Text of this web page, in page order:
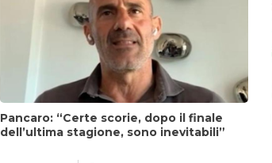
Pancaro: “Certe scorie, dopo il finale
dell’ultima stagione, sono inevitabili”